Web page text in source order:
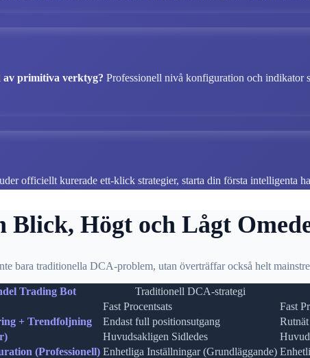
av primitiva verktyg? Professionell nivå konfiguration och indikator
officiellt kurerade ett-klick strategier, starta din första intelligenta
Blick, Högt och Lågt
bara traditionella DCA-problem, utan överträffar också helt
Trading Bot Traditionell DCA-strategi
Fast Procentsats
Fast
+ Trendfoljning Endast full positionsutgang
Huvudsakligen Sidledes
(Professionell) Enhetliga Inställningar (Grundläggande)